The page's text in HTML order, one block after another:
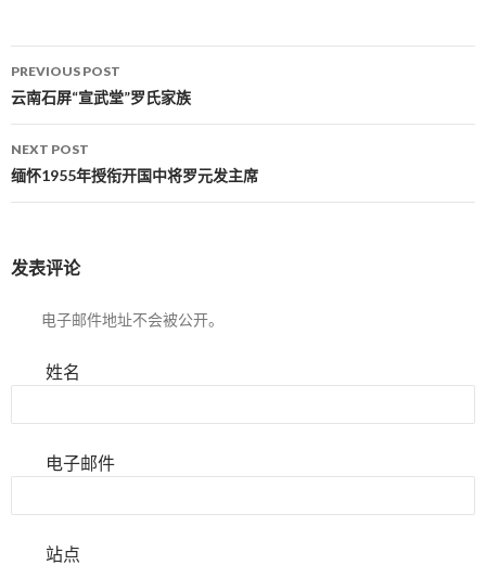
Post navigation
PREVIOUS POST
云南石屏“宣武堂”罗氏家族
NEXT POST
缅怀1955年授衔开国中将罗元发主席
发表评论
电子邮件地址不会被公开。
姓名
电子邮件
站点